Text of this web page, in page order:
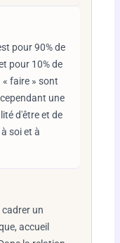
pour 90% de
pour 10% de
« faire » sont
une
d'être et de
soi et à
un
accueil